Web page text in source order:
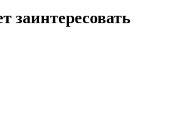
заинтересовать